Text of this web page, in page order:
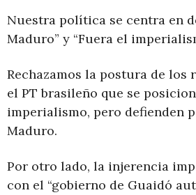
Nuestra política se centra en
Maduro” y “Fuera el
Rechazamos la postura de los
el PT brasileño que se
imperialismo, pero defienden
Maduro.
Por otro lado, la injerencia
con el “gobierno de Guaidó